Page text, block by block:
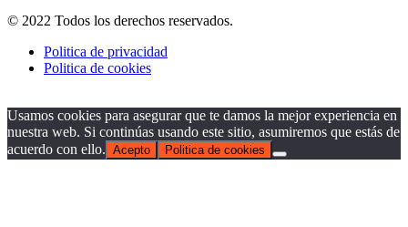
© 2022 Todos los derechos reservados.
Politica de privacidad
Politica de cookies
Usamos cookies para asegurar que te damos la mejor experiencia en
nuestra web. Si continúas usando este sitio, asumiremos que estás de
acuerdo con ello. Acepto Politica de cookies